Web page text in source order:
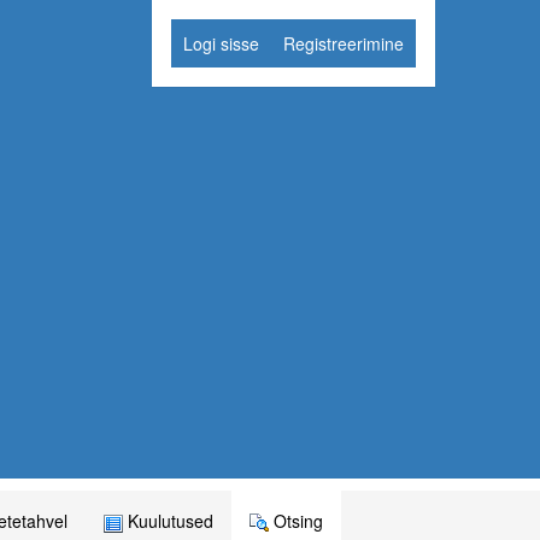
Logi sisse Registreerimine
Kuulutused Otsing